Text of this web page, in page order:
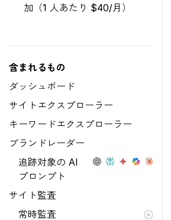
加（1 人あたり $40/月）
含まれるもの
ダッシュボード
サイトエクスプローラー
キーワードエクスプローラー
ブランドレーダー
追跡対象の AI
プロンプト
サイト監査
常時監査